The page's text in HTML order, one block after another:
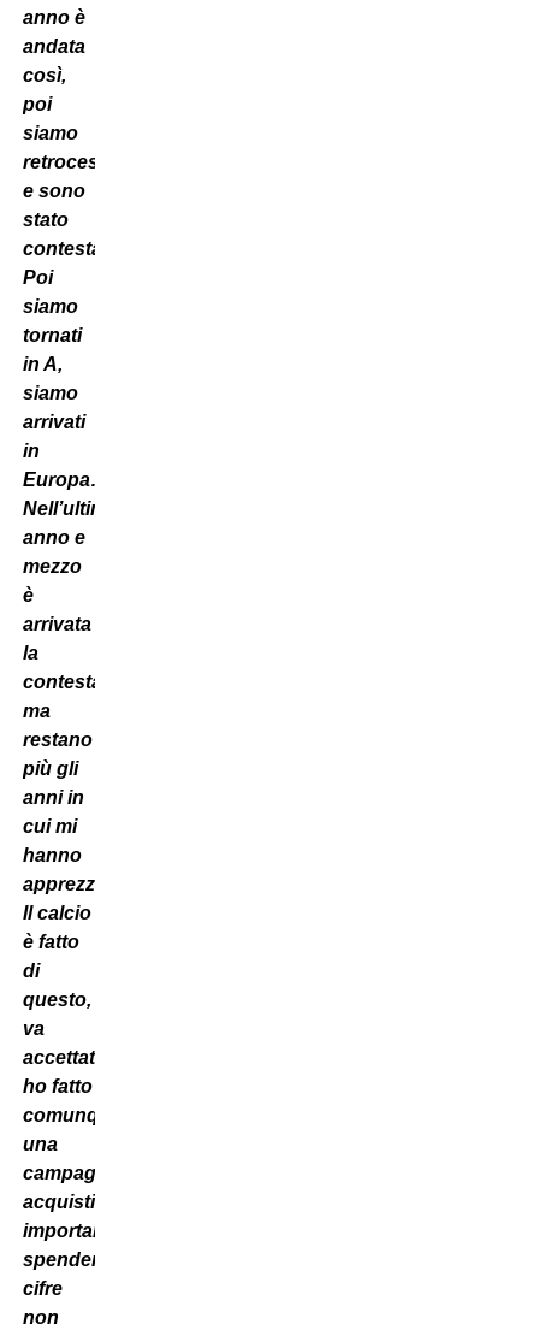
anno è
andata
così,
poi
siamo
retrocessi
e sono
stato
contestato.
Poi
siamo
tornati
in A,
siamo
arrivati
in
Europa…
Nell’ultimo
anno e
mezzo
è
arrivata
la
contestazione,
ma
restano
più gli
anni in
cui mi
hanno
apprezzato.
Il calcio
è fatto
di
questo,
va
accettato:
ho fatto
comunque
una
campagna
acquisti
importante,
spendendo
cifre
non